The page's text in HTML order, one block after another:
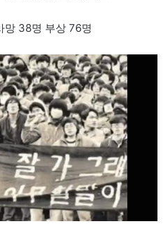
망 38명 부상 76명